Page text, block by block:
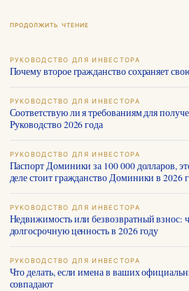
ПРОДОЛЖИТЬ ЧТЕНИЕ
РУКОВОДСТВО ДЛЯ ИНВЕСТОРА
Почему второе гражданство сохраняет
РУКОВОДСТВО ДЛЯ ИНВЕСТОРА
Соответствую ли я требованиям для
Руководство 2026 года
РУКОВОДСТВО ДЛЯ ИНВЕСТОРА
Паспорт Доминики за 100 000 долларов,
деле стоит гражданство Доминики в 2026
РУКОВОДСТВО ДЛЯ ИНВЕСТОРА
Недвижимость или безвозвратный взнос:
долгосрочную ценность в 2026 году
РУКОВОДСТВО ДЛЯ ИНВЕСТОРА
Что делать, если имена в ваших
совпадают